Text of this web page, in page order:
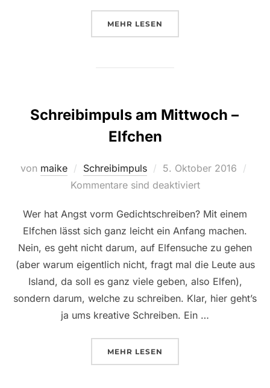
MEHR ÜBER „SCHREIBIMPULS AM
LESEN
Schreibimpuls am Mittwoch –
Elfchen
von maike Schreibimpuls
Veröffentlicht
am
5. Oktober 2016
Kommentare sind deaktiviert
Wer hat Angst vorm Gedichtschreiben? Mit einem
Elfchen lässt sich ganz leicht ein Anfang machen.
Nein, es geht nicht darum, auf Elfensuche zu gehen
(aber warum eigentlich nicht, fragt mal die Leute aus
Island, da soll es ganz viele geben, also Elfen),
sondern darum, welche zu schreiben. Klar, hier geht’s
ja ums kreative Schreiben. Ein …
MEHR ÜBER „SCHREIBIMPULS AM
LESEN